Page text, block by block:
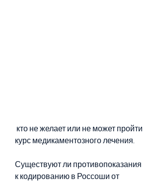
курс медикаментозного лечения.
Существуют ли противопоказания
к кодированию в Россоши от